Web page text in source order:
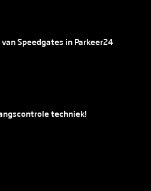
Speedgates in Parkeer24
techniek!